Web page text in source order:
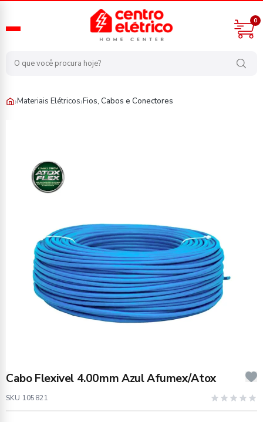
0
›Materiais Elétricos›Fios, Cabos e Conectores
Cabo Flexivel 4.00mm Azul Afumex/Atox
SKU 105821